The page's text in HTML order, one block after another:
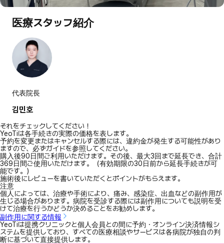
医療スタッフ紹介
代表院長
김민호
それをチェックしてください！
YeoTiは各手続きの実際の価格を表します。
予約を変更またはキャンセルする際には、違約金が発生する可能性があり
ますので、必ずガイドを参照してください。
購入後90日間ご利用いただけます。その後、最大3回まで延長でき、合計
369日間ご使用いただけます。（有効期限の30日前から延長手続きが可
能です。）
施術後にレビューを書いていただくとポイントがもらえます。
注意
個人によっては、治療や手術により、痛み、感染症、出血などの副作用が
生じる場合があります。病院を受診する際には副作用についても説明を受
けて治療を行うかどうか決めることをお勧めします。
副作用に関する情報
YeoTiは提携クリニックと個人会員との間に予約・オンライン決済情報シ
ステムを提供しており、すべての医療相談やサービスは各病院が独自の判
断に基づいて直接提供します。